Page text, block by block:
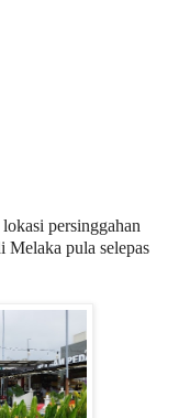
persinggahan
Melaka pula selepas